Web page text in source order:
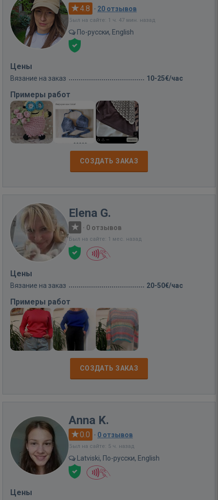
4.8 · 20 отзывов
Был на сайте: 1 ч. 47 мин. назад
По-русски, English
Цены
Вязание на заказ 10-25€/час
Примеры работ
СОЗДАТЬ ЗАКАЗ
Elena G.
· 0 отзывов
Был на сайте: 1 мес. назад
Цены
Вязание на заказ 20-50€/час
Примеры работ
СОЗДАТЬ ЗАКАЗ
Anna K.
0.0 · 0 отзывов
Был на сайте: 5 ч. назад
Latviski, По-русски, English
Цены